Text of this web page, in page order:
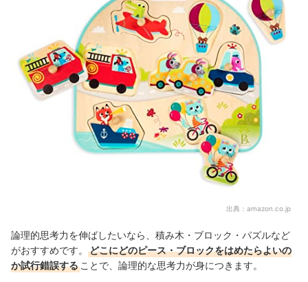
出典： amazon.co.jp
論理的思考力を伸ばしたいなら、積み木・ブロック・パズルなど
がおすすめです。
どこにどのピース・ブロックをはめたらよいの
か試行錯誤することで、論理的な思考力が身につきます。